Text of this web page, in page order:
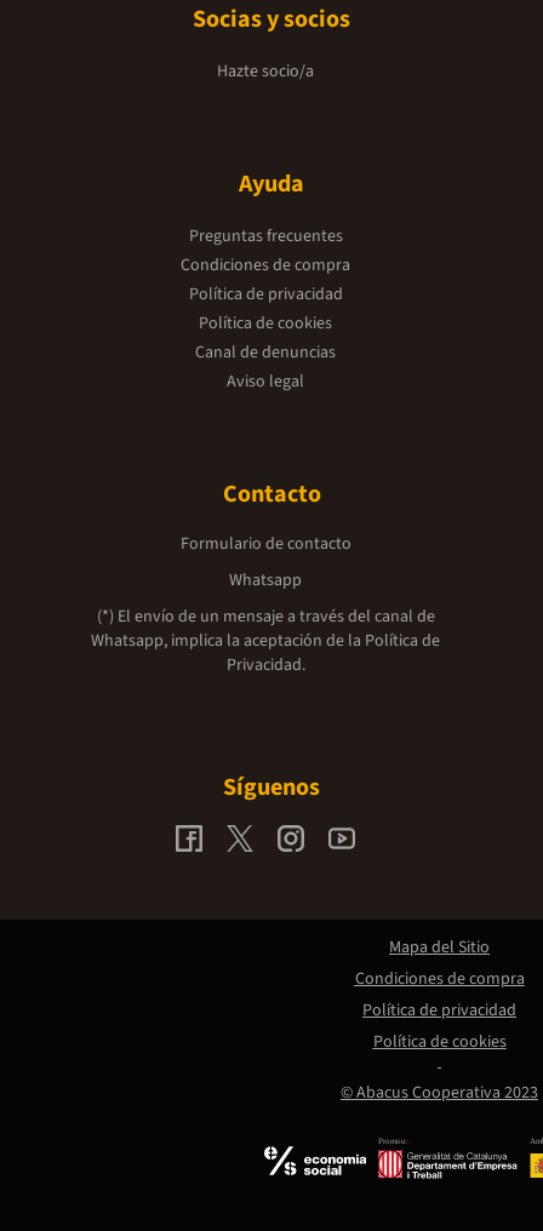
Socias y socios
Hazte socio/a
Ayuda
Preguntas frecuentes
Condiciones de compra
Política de privacidad
Política de cookies
Canal de denuncias
Aviso legal
Contacto
Formulario de contacto
Whatsapp
(*) El envío de un mensaje a través del canal de
Whatsapp, implica la aceptación de la Política de
Privacidad.
Síguenos
Promou:
© Abacus Cooperativa 2023
Mapa del Sitio
Condiciones de compra
Política de privacidad
Política de cookies